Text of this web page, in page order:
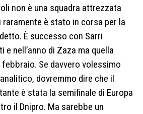
non è una squadra attrezzata
è stato in corsa per la
È successo con Sarri
e nell’anno di Zaza ma quella
Se davvero volessimo
dovremmo dire che il
è stata la semifinale di Europa
il Dnipro. Ma sarebbe un